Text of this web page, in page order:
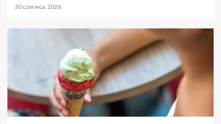
30 czerwca, 2026